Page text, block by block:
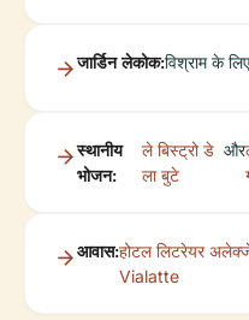
जार्डिन लेकोक:विश्राम के
स्थानीय
भोजन:
ले बिस्ट्रो डे
ला बुटे
और
आवास:होटल लिटरेयर
Vialatte